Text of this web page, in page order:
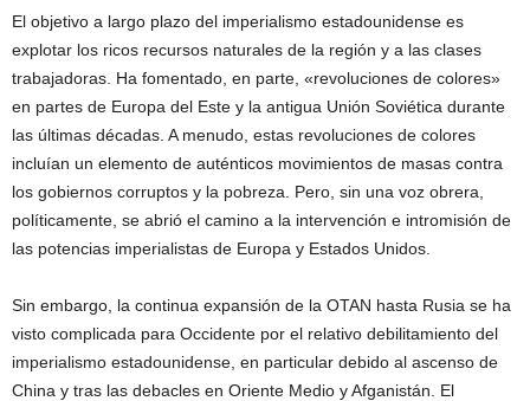
El objetivo a largo plazo del imperialismo estadounidense es
explotar los ricos recursos naturales de la región y a las clases
trabajadoras. Ha fomentado, en parte, «revoluciones de colores»
en partes de Europa del Este y la antigua Unión Soviética durante
las últimas décadas. A menudo, estas revoluciones de colores
incluían un elemento de auténticos movimientos de masas contra
los gobiernos corruptos y la pobreza. Pero, sin una voz obrera,
políticamente, se abrió el camino a la intervención e intromisión de
las potencias imperialistas de Europa y Estados Unidos.
Sin embargo, la continua expansión de la OTAN hasta Rusia se ha
visto complicada para Occidente por el relativo debilitamiento del
imperialismo estadounidense, en particular debido al ascenso de
China y tras las debacles en Oriente Medio y Afganistán. El